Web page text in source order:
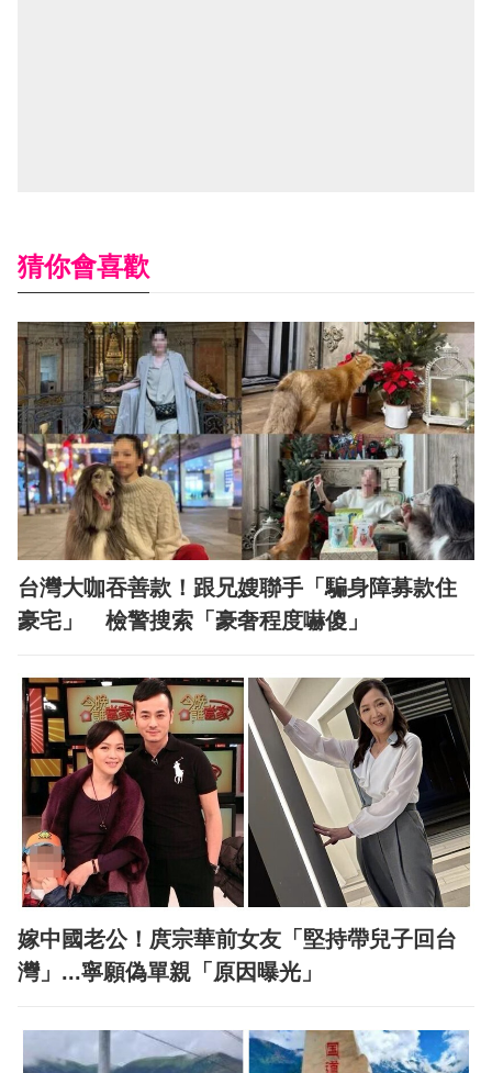
猜你會喜歡
台灣大咖吞善款！跟兄嫂聯手「騙身障募款住
豪宅」 檢警搜索「豪奢程度嚇傻」
嫁中國老公！庹宗華前女友「堅持帶兒子回台
灣」...寧願偽單親「原因曝光」